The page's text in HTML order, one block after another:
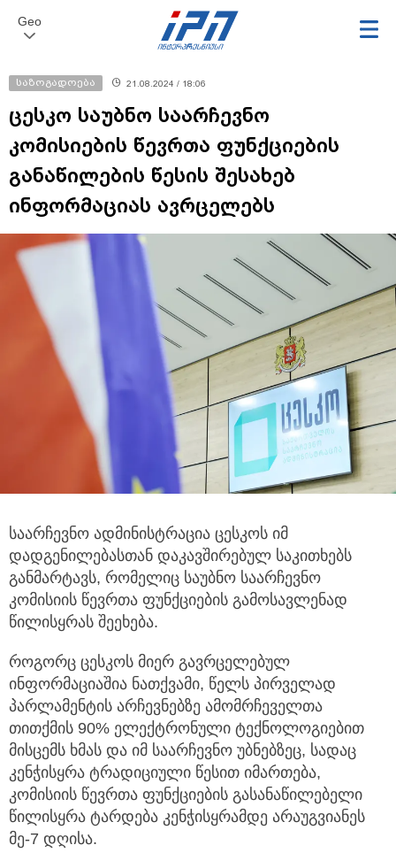
Geo
საზოგადოება 21.08.2024 / 18:06
ცესკო საუბნო საარჩევნო
კომისიების წევრთა ფუნქციების
განაწილების წესის შესახებ
ინფორმაციას ავრცელებს
საარჩევნო ადმინისტრაცია ცესკოს იმ
დადგენილებასთან დაკავშირებულ საკითხებს
განმარტავს, რომელიც საუბნო საარჩევნო
კომისიის წევრთა ფუნქციების გამოსავლენად
წილისყრას შეეხება.
როგორც ცესკოს მიერ გავრცელებულ
ინფორმაციაშია ნათქვამი, წელს პირველად
პარლამენტის არჩევნებზე ამომრჩეველთა
თითქმის 90% ელექტრონული ტექნოლოგიებით
მისცემს ხმას და იმ საარჩევნო უბნებზეც, სადაც
კენჭისყრა ტრადიციული წესით იმართება,
კომისიის წევრთა ფუნქციების გასანაწილებელი
წილისყრა ტარდება კენჭისყრამდე არაუგვიანეს
მე-7 დღისა.